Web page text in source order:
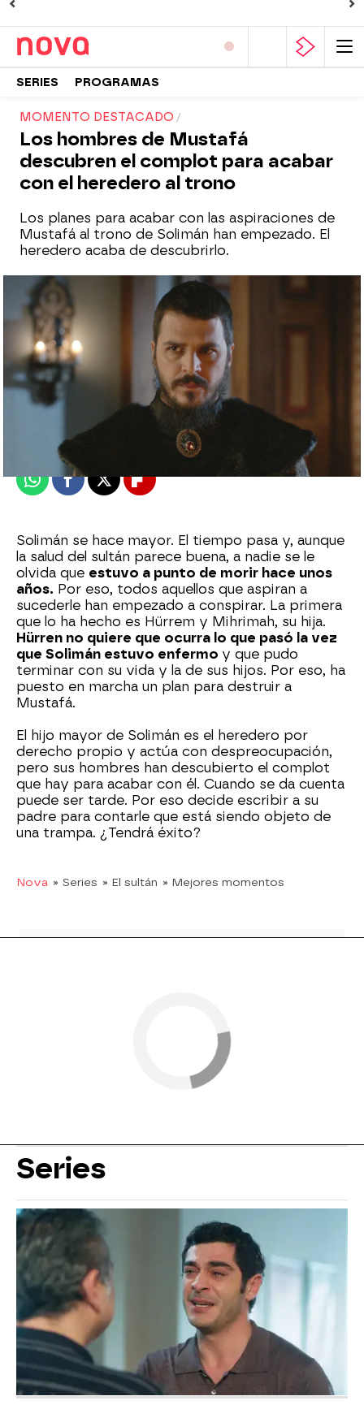
SERIES PROGRAMAS
MOMENTO DESTACADO
Los hombres de Mustafá
descubren el complot para acabar
con el heredero al trono
Los planes para acabar con las aspiraciones de
Mustafá al trono de Solimán han empezado. El
heredero acaba de descubrirlo.
Nova
Publicado: 09 de mayo de 2023, 23:03
WhatsappFacebook
X Flipboard
Solimán se hace mayor. El tiempo pasa y, aunque
la salud del sultán parece buena, a nadie se le
olvida que estuvo a punto de morir hace unos
años. Por eso, todos aquellos que aspiran a
sucederle han empezado a conspirar. La primera
que lo ha hecho es Hürrem y Mihrimah, su hija.
Hürren no quiere que ocurra lo que pasó la vez
que Solimán estuvo enfermo y que pudo
terminar con su vida y la de sus hijos. Por eso, ha
puesto en marcha un plan para destruir a
Mustafá.
El hijo mayor de Solimán es el heredero por
derecho propio y actúa con despreocupación,
pero sus hombres han descubierto el complot
que hay para acabar con él. Cuando se da cuenta
puede ser tarde. Por eso decide escribir a su
padre para contarle que está siendo objeto de
una trampa. ¿Tendrá éxito?
Nova » Series » El sultán » Mejores momentos
Series